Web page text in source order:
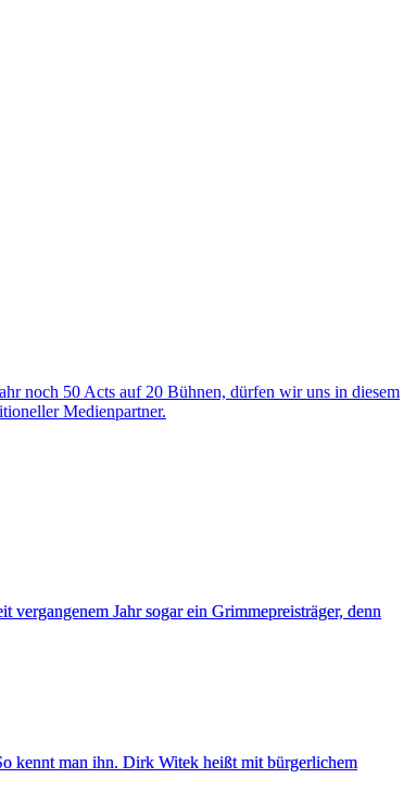
noch 50 Acts auf 20 Bühnen, dürfen wir uns in diesem
Medienpartner.
Jahr sogar ein Grimmepreisträger, denn
kennt man ihn. Dirk Witek heißt mit bürgerlichem